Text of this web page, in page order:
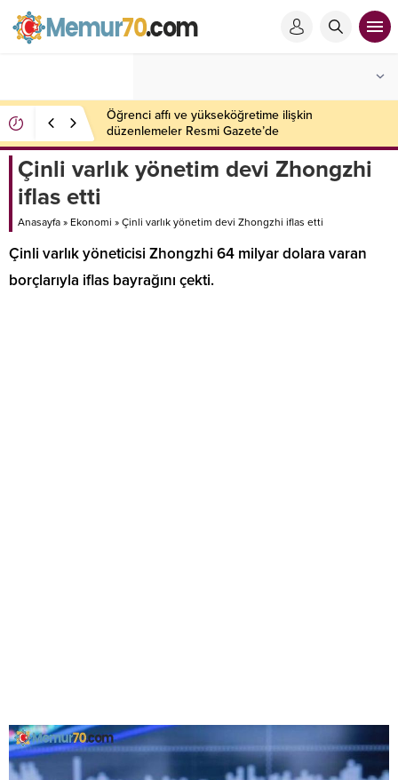
Kavga ettiği ağabeyini yaraladı, yengesini öldürdü
Çinli varlık yönetim devi Zhongzhi
iflas etti
Anasayfa » Ekonomi » Çinli varlık yönetim devi Zhongzhi iflas etti
Çinli varlık yöneticisi Zhongzhi 64 milyar dolara varan
borçlarıyla iflas bayrağını çekti.